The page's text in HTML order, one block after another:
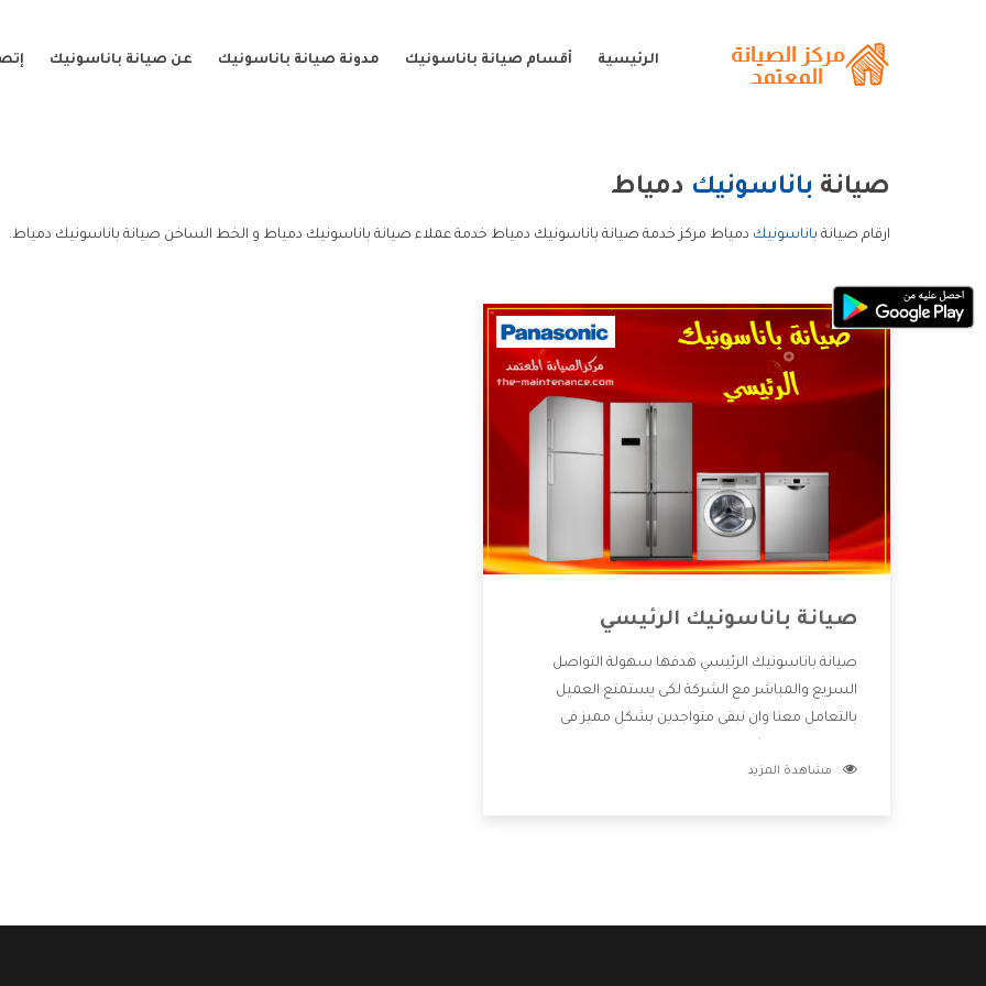
الرئيسية أقسام صيانة باناسونيك مدونة صيانة باناسونيك عن صيانة باناسونيك
صيانة باناسونيك دمياط
ارقام صيانة باناسونيك دمياط مركز خدمة صيانة باناسونيك دمياط خدمة عملاء صيانة باناسونيك دمياط و الخط الساخن صيانة باناسونيك دمياط.
صيانة باناسونيك الرئيسي
صيانة باناسونيك الرئيسي هدفها سهولة التواصل
السريع والمباشر مع الشركة لكى يستمتع العميل
بالتعامل معنا وان نبقى متواجدين بشكل مميز فى
للعميل وان يستمتع بالخدمات التى تنفرد الشركة بها
مشاهدة المزيد